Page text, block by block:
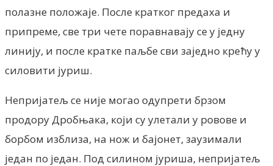
полазне положаје. После кратког предаха и
припреме, све три чете поравнавају се у једну
линију, и после кратке паљбе сви заједно крећу у
силовити јуриш.
Непријатељ се није могао одупрети брзом
продору Дробњака, који су улетали у ровове и
борбом изблиза, на нож и бајонет, заузимали
један по један. Под силином јуриша, непријатељ